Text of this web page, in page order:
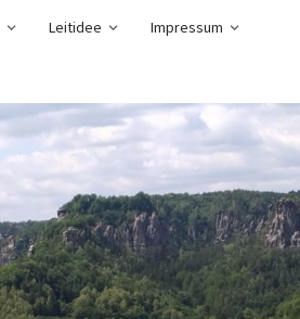
Leitidee Impressum